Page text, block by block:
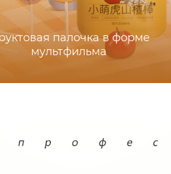
палочка в форме
мультфильма